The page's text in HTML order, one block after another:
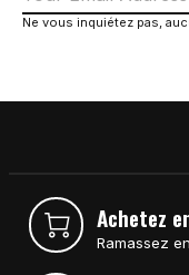
Ne vous inquiétez pas,
Achetez
Ramassez